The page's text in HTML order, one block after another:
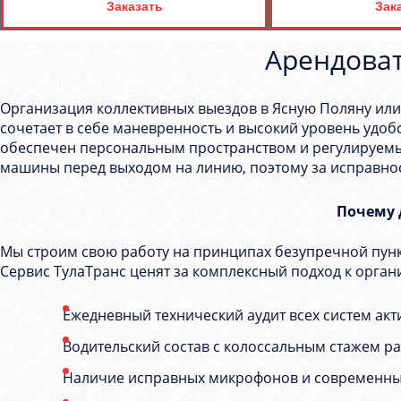
Заказать
Организация коллективных выездов в Ясную Поляну
сочетает в себе маневренность и высокий уровень
обеспечен персональным пространством и
машины перед выходом на линию, поэтому за
Почему
Мы строим свою работу на принципах безупречной
Сервис ТулаТранс ценят за комплексный подход к
Ежедневный технический аудит всех систем
Водительский состав с колоссальным стажем
Наличие исправных микрофонов и